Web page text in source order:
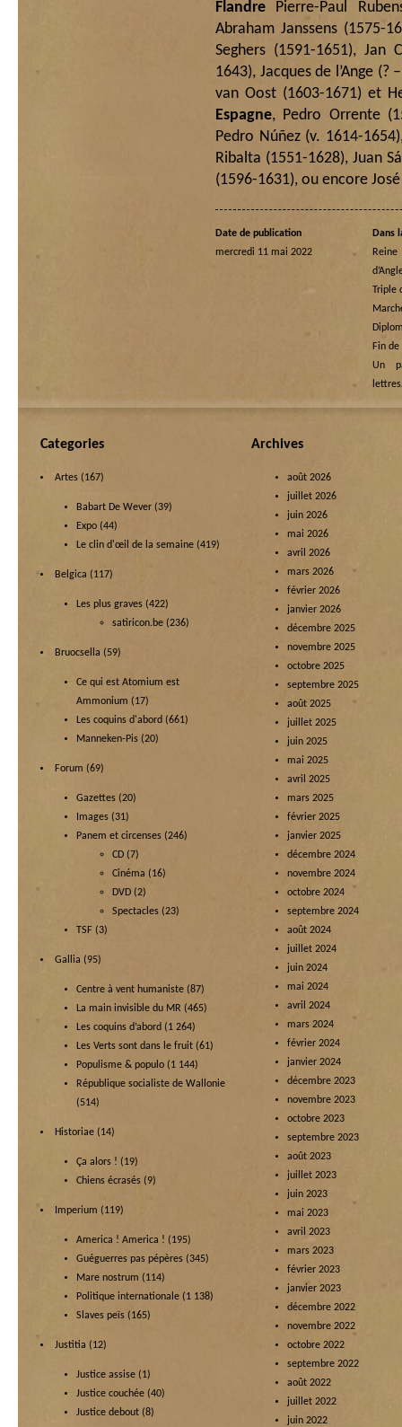
Flandre Pierre-Paul
Abraham Janssens (1575-
Seghers (1591-1651), Jan
1643), Jacques de l’Ange
van Oost (1603-1671) et
Espagne, Pedro Orrente
Pedro Núñez (v. 1614-
Ribalta (1551-1628), Juan
(1596-1631), ou encore
Date de publication
mercredi 11 mai 2022
Dans
Triple
Fin
Un
Categories
Artes (167)
Babart De Wever (39)
Expo (44)
Le clin d'œil de la semaine (419)
Belgica (117)
Les plus graves (422)
satiricon.be (236)
Bruocsella (59)
Ce qui est Atomium est
Ammonium (17)
Les coquins d'abord (661)
Manneken-Pis (20)
Forum (69)
Gazettes (20)
Images (31)
Panem et circenses (246)
CD (7)
Cinéma (16)
DVD (2)
Spectacles (23)
TSF (3)
Gallia (95)
Centre à vent humaniste (87)
La main invisible du MR (465)
Les coquins d’abord (1 264)
Les Verts sont dans le fruit (61)
Populisme & populo (1 144)
République socialiste de Wallonie
(514)
Historiae (14)
Ça alors ! (19)
Chiens écrasés (9)
Imperium (119)
America ! America ! (195)
Guéguerres pas pépères (345)
Mare nostrum (114)
Politique internationale (1 138)
Slaves peïs (165)
Justitia (12)
Justice assise (1)
Justice couchée (40)
Justice debout (8)
Archives
août 2026
juillet 2026
juin 2026
mai 2026
avril 2026
mars 2026
février 2026
janvier 2026
décembre 2025
novembre 2025
octobre 2025
septembre 2025
août 2025
juillet 2025
juin 2025
mai 2025
avril 2025
mars 2025
février 2025
janvier 2025
décembre 2024
novembre 2024
octobre 2024
septembre 2024
août 2024
juillet 2024
juin 2024
mai 2024
avril 2024
mars 2024
février 2024
janvier 2024
décembre 2023
novembre 2023
octobre 2023
septembre 2023
août 2023
juillet 2023
juin 2023
mai 2023
avril 2023
mars 2023
février 2023
janvier 2023
décembre 2022
novembre 2022
octobre 2022
septembre 2022
août 2022
juillet 2022
juin 2022